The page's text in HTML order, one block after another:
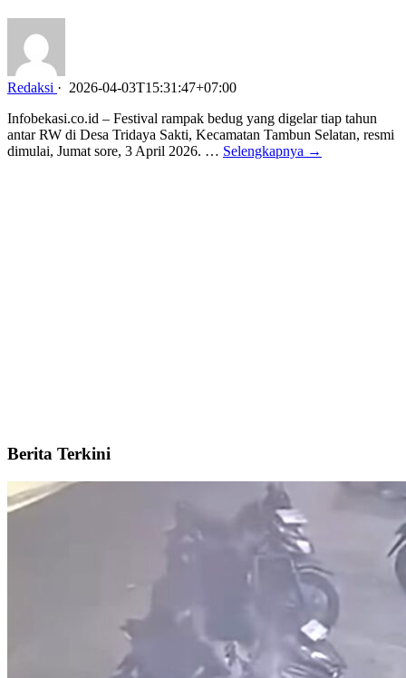
Redaksi · 2026-04-03T15:31:47+07:00
Infobekasi.co.id – Festival rampak bedug yang digelar tiap tahun
antar RW di Desa Tridaya Sakti, Kecamatan Tambun Selatan, resmi
dimulai, Jumat sore, 3 April 2026. … Selengkapnya →
Berita Terkini